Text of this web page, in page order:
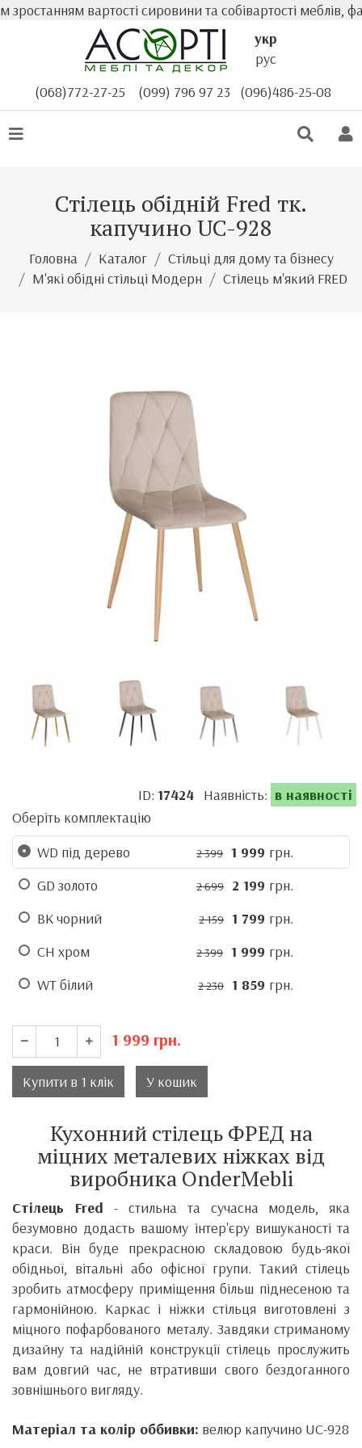
вартості сировини та собівартості меблів,
укр
рус
(068)772-27-25
(099) 796 97 23 (096)486-25-08
Стілець обідній Fred тк.
капучино UC-928
Головна Каталог
Стільці для дому та бізнесу
М'які обідні стільці Модерн
Стілець м'який FRED
ID: 17424Наявність: в наявності
Оберіть комплектацію
WD під дерево
2 399 1 999 грн.
GD золото
2 699 2 199 грн.
BK чорний
2 159 1 799 грн.
CH хром
2 399 1 999 грн.
WT білий
2 230 1 859 грн.
1 999 грн.
Купити в 1 клік У кошик
Кухонний стілець ФРЕД на
міцних металевих ніжках від
виробника OnderMebli
Стілець Fred- стильна та сучасна модель, яка
безумовно додасть вашому інтер'єру вишуканості та
краси. Вінбуде прекрасною складовою будь-якої
обідньої, вітальні або офісної групи. Такий стілець
зробить атмосферу приміщення більш піднесеною та
гармонійною. Каркас і ніжки стільця виготовлені з
міцного пофарбованого металу. Завдяки стриманому
дизайну та надійній конструкції стілець прослужить
вам довгий час, не втративши свого бездоганного
зовнішнього вигляду.
Матеріал та колір оббивки: велюр капучино UC-928